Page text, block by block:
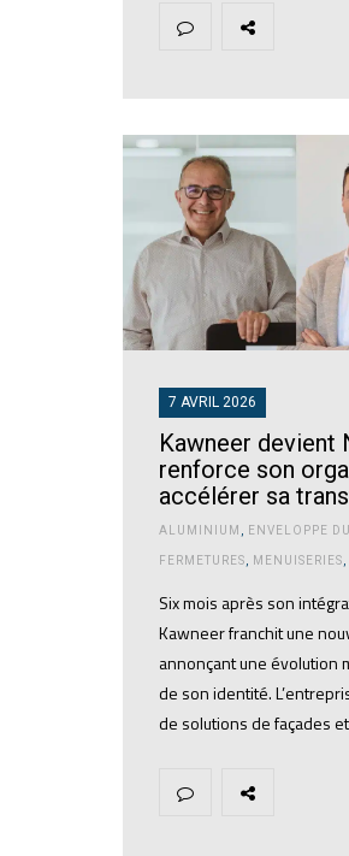
7 AVRIL 2026
Kawneer devient
renforce son
accélérer sa
ALUMINIUM , ENVELOPPE
FERMETURES, MENUISERIES,
Six mois après son
Kawneer franchit une
annonçant une évolution
de son identité.
de solutions de façades